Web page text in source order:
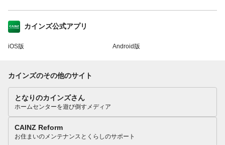
カインズ公式アプリ
iOS版 Android版
カインズのその他のサイト
となりのカインズさん
ホームセンターを遊び倒すメディア
CAINZ Reform
お住まいのメンテナンスとくらしのサポート